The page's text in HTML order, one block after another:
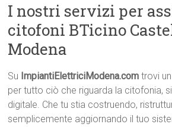
I nostri servizi per
citofoni BTicino
Modena
Su ImpiantiElettriciModena.com trovi un
per tutto ciò che riguarda la citofonia,
digitale. Che tu stia costruendo,
semplicemente aggiornando il tuo